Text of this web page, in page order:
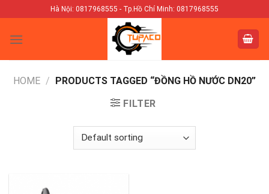
to
content
Hà Nội: 0817968555 - Tp.Hồ Chí Minh: 0817968555
HOME / PRODUCTS TAGGED “ĐỒNG HỒ NƯỚC DN20”
FILTER